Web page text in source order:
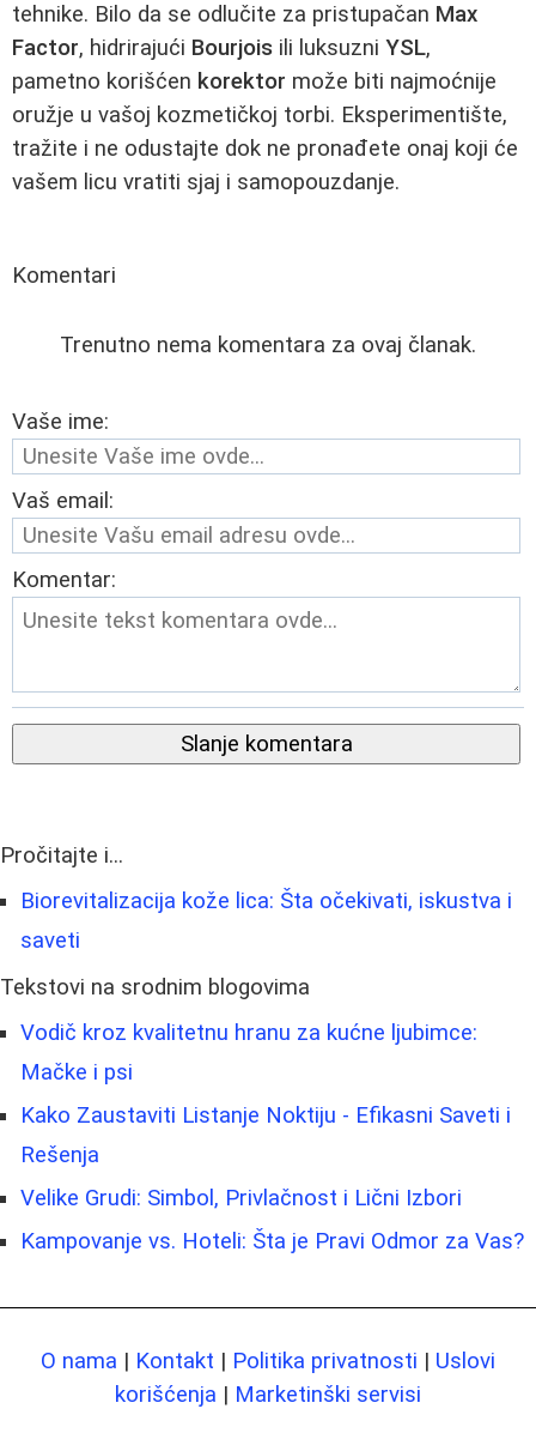
tehnike. Bilo da se odlučite za pristupačan Max
Factor, hidrirajući Bourjois ili luksuzni YSL,
pametno korišćen korektor može biti najmoćnije
oružje u vašoj kozmetičkoj torbi. Eksperimentište,
tražite i ne odustajte dok ne pronađete onaj koji će
vašem licu vratiti sjaj i samopouzdanje.
Komentari
Trenutno nema komentara za ovaj članak.
Vaše ime:
Vaš email:
Komentar:
Slanje komentara
Pročitajte i...
Biorevitalizacija kože lica: Šta očekivati, iskustva i
saveti
Tekstovi na srodnim blogovima
Vodič kroz kvalitetnu hranu za kućne ljubimce:
Mačke i psi
Kako Zaustaviti Listanje Noktiju - Efikasni Saveti i
Rešenja
Velike Grudi: Simbol, Privlačnost i Lični Izbori
Kampovanje vs. Hoteli: Šta je Pravi Odmor za Vas?
O nama | Kontakt | Politika privatnosti | Uslovi
korišćenja | Marketinški servisi